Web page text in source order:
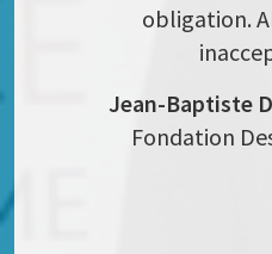
obligation.
Jean-Baptiste
Fondation